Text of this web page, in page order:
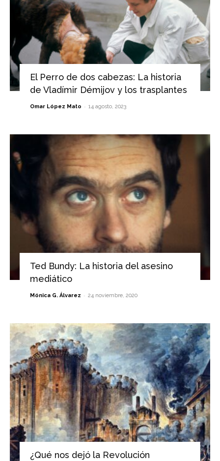
El Perro de dos cabezas: La historia
de Vladímir Démijov y los trasplantes
Omar López Mato - 14 agosto, 2023
Ted Bundy: La historia del asesino
mediático
Mónica G. Álvarez - 24 noviembre, 2020
¿Qué nos dejó la Revolución